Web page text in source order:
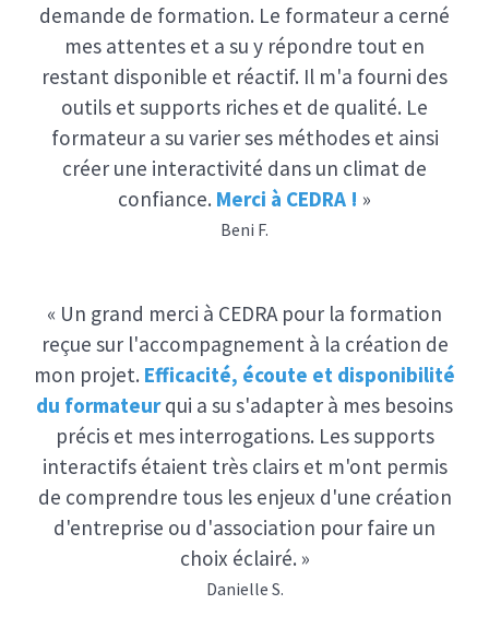
demande de formation. Le formateur a cerné
mes attentes et a su y répondre tout en
restant disponible et réactif. Il m'a fourni des
outils et supports riches et de qualité. Le
formateur a su varier ses méthodes et ainsi
créer une interactivité dans un climat de
confiance. Merci à CEDRA ! »
Beni F.
« Un grand merci à CEDRA pour la formation
reçue sur l'accompagnement à la création de
mon projet. Efficacité, écoute et disponibilité
du formateurqui a su s'adapter à mes besoins
précis et mes interrogations. Les supports
interactifs étaient très clairs et m'ont permis
de comprendre tous les enjeux d'une création
d'entreprise ou d'association pour faire un
choix éclairé. »
Danielle S.